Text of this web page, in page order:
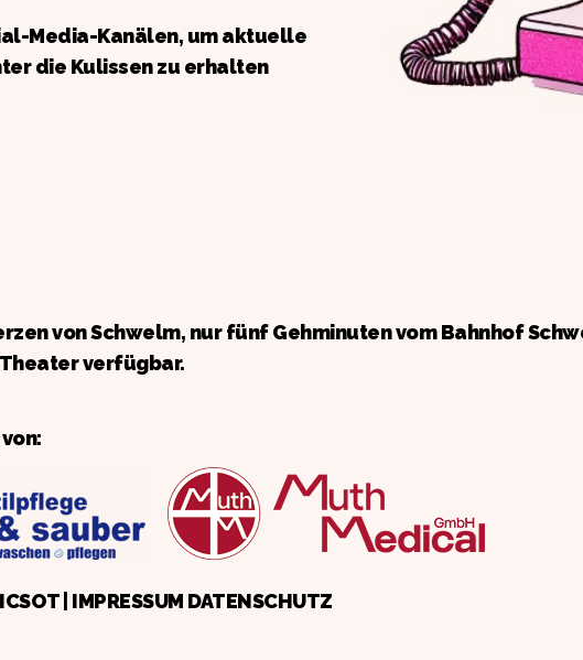
Media-Kanälen, um aktuelle
die Kulissen zu erhalten
von Schwelm, nur fünf Gehminuten vom Bahnhof
verfügbar.
ICSOT| IMPRESSUM DATENSCHUTZ